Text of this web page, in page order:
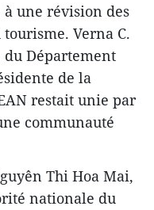
une révision des
Verna C.
du Département
de la
restait unie par
communauté
Thi Hoa Mai,
nationale du